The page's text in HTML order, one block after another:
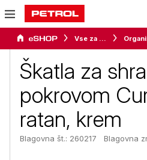
Vse za dom
Škatla za
pokrovom
ratan, krem
Blagovna št.: 260217 Blagovna